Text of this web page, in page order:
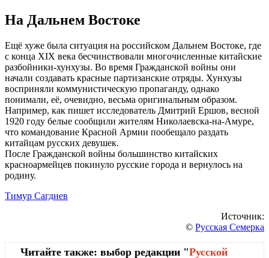
На Дальнем Востоке
Ещё хуже была ситуация на российском Дальнем Востоке, где
с конца XIX века бесчинствовали многочисленные китайские
разбойники-хунхузы. Во время Гражданской войны они
начали создавать красные партизанские отряды. Хунхузы
восприняли коммунистическую пропаганду, однако
понимали, её, очевидно, весьма оригинальным образом.
Например, как пишет исследователь Дмитрий Ершов, весной
1920 году белые сообщили жителям Николаевска-на-Амуре,
что командование Красной Армии пообещало раздать
китайцам русских девушек.
После Гражданской войны большинство китайских
красноармейцев покинуло русские города и вернулось на
родину.
Тимур Сагдиев
Источник:
© Русская Семерка
Читайте также: выбор редакции "Русской